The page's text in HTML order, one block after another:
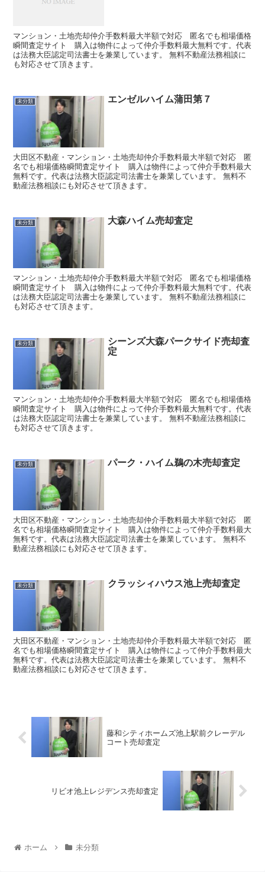
マンション・土地売却仲介手数料最大半額で対応 匿名でも相場価格
瞬間査定サイト 購入は物件によって仲介手数料最大無料です。代表
は法務大臣認定司法書士を兼業しています。 無料不動産法務相談に
も対応させて頂きます。
未分類 エンゼルハイム蒲田第７
大田区不動産・マンション・土地売却仲介手数料最大半額で対応 匿
名でも相場価格瞬間査定サイト 購入は物件によって仲介手数料最大
無料です。代表は法務大臣認定司法書士を兼業しています。 無料不
動産法務相談にも対応させて頂きます。
未分類 大森ハイム売却査定
マンション・土地売却仲介手数料最大半額で対応 匿名でも相場価格
瞬間査定サイト 購入は物件によって仲介手数料最大無料です。代表
は法務大臣認定司法書士を兼業しています。 無料不動産法務相談に
も対応させて頂きます。
未分類
シーンズ大森パークサイド売却査
定
マンション・土地売却仲介手数料最大半額で対応 匿名でも相場価格
瞬間査定サイト 購入は物件によって仲介手数料最大無料です。代表
は法務大臣認定司法書士を兼業しています。 無料不動産法務相談に
も対応させて頂きます。
未分類 パーク・ハイム鵜の木売却査定
大田区不動産・マンション・土地売却仲介手数料最大半額で対応 匿
名でも相場価格瞬間査定サイト 購入は物件によって仲介手数料最大
無料です。代表は法務大臣認定司法書士を兼業しています。 無料不
動産法務相談にも対応させて頂きます。
未分類 クラッシィハウス池上売却査定
大田区不動産・マンション・土地売却仲介手数料最大半額で対応 匿
名でも相場価格瞬間査定サイト 購入は物件によって仲介手数料最大
無料です。代表は法務大臣認定司法書士を兼業しています。 無料不
動産法務相談にも対応させて頂きます。
藤和シティホームズ池上駅前クレーデル
コート売却査定
リビオ池上レジデンス売却査定
ホーム 未分類